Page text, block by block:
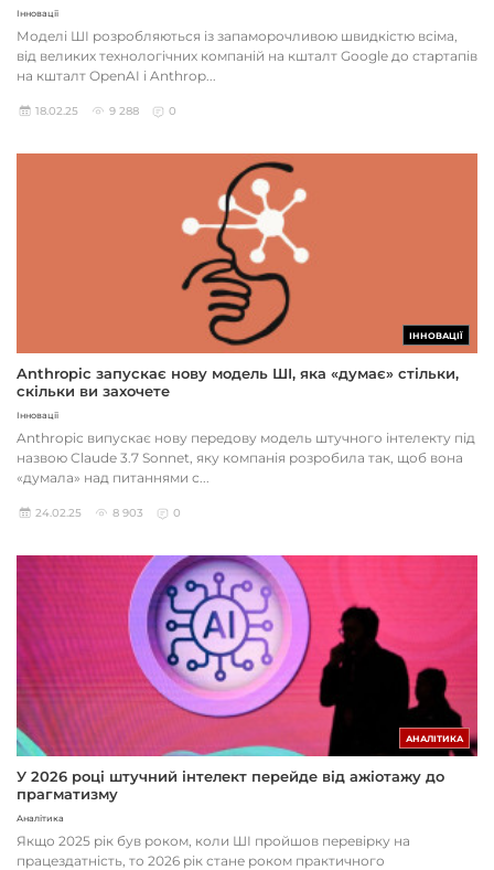
Інновації
Моделі ШІ розробляються із запаморочливою швидкістю всіма,
від великих технологічних компаній на кшталт Google до стартапів
на кшталт OpenAI і Anthrop...
18.02.25 9 288 0
ІННОВАЦІЇ
Anthropic запускає нову модель ШІ, яка «думає» стільки,
скільки ви захочете
Інновації
Anthropic випускає нову передову модель штучного інтелекту під
назвою Claude 3.7 Sonnet, яку компанія розробила так, щоб вона
«думала» над питаннями с...
24.02.25 8 903 0
АНАЛІТИКА
У 2026 році штучний інтелект перейде від ажіотажу до
прагматизму
Аналітика
Якщо 2025 рік був роком, коли ШІ пройшов перевірку на
працездатність, то 2026 рік стане роком практичного